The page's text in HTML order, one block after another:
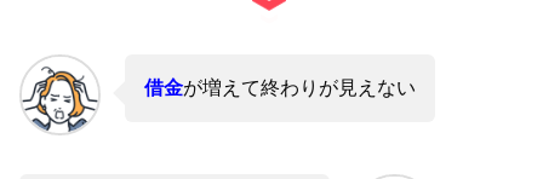
借金が増えて終わりが見えない